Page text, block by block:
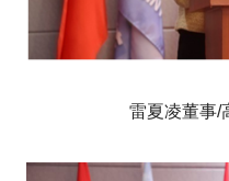
雷夏凌董事/